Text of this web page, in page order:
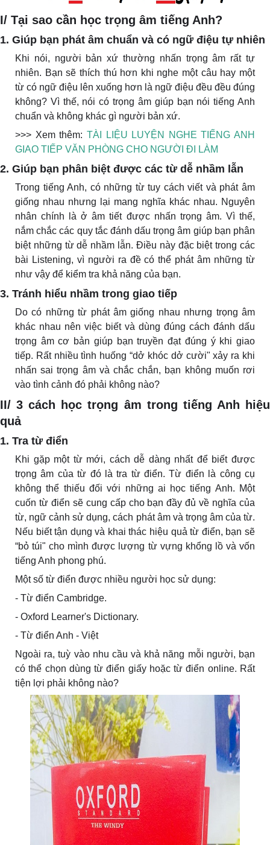
I/ Tại sao cần học trọng âm tiếng Anh?
1. Giúp bạn phát âm chuẩn và có ngữ điệu tự nhiên
Khi nói, người bản xứ thường nhấn trọng âm rất tự
nhiên. Bạn sẽ thích thú hơn khi nghe một câu hay một
từ có ngữ điệu lên xuống hơn là ngữ điệu đều đều đúng
không? Vì thế, nói có trọng âm giúp bạn nói tiếng Anh
chuẩn và không khác gì người bản xứ.
>>> Xem thêm: TÀI LIỆU LUYỆN NGHE TIẾNG ANH
GIAO TIẾP VĂN PHÒNG CHO NGƯỜI ĐI LÀM
2. Giúp bạn phân biệt được các từ dễ nhầm lẫn
Trong tiếng Anh, có những từ tuy cách viết và phát âm
giống nhau nhưng lại mang nghĩa khác nhau. Nguyên
nhân chính là ở âm tiết được nhấn trọng âm. Vì thế,
nắm chắc các quy tắc đánh dấu trọng âm giúp bạn phân
biệt những từ dễ nhầm lẫn. Điều này đặc biệt trong các
bài Listening, vì người ra đề có thể phát âm những từ
như vậy để kiểm tra khả năng của bạn.
3. Tránh hiểu nhầm trong giao tiếp
Do có những từ phát âm giống nhau nhưng trọng âm
khác nhau nên việc biết và dùng đúng cách đánh dấu
trọng âm cơ bản giúp bạn truyền đạt đúng ý khi giao
tiếp. Rất nhiều tình huống “dở khóc dở cười" xảy ra khi
nhấn sai trọng âm và chắc chắn, bạn không muốn rơi
vào tình cảnh đó phải không nào?
II/ 3 cách học trọng âm trong tiếng Anh hiệu
quả
1. Tra từ điển
Khi gặp một từ mới, cách dễ dàng nhất để biết được
trọng âm của từ đó là tra từ điển. Từ điển là công cụ
không thể thiếu đối với những ai học tiếng Anh. Một
cuốn từ điển sẽ cung cấp cho bạn đầy đủ về nghĩa của
từ, ngữ cảnh sử dụng, cách phát âm và trọng âm của từ.
Nếu biết tận dụng và khai thác hiệu quả từ điển, bạn sẽ
“bỏ túi" cho mình được lượng từ vựng khổng lồ và vốn
tiếng Anh phong phú.
Một số từ điển được nhiều người học sử dụng:
- Từ điển Cambridge.
- Oxford Learner's Dictionary.
- Từ điển Anh - Việt
Ngoài ra, tuỳ vào nhu cầu và khả năng mỗi người, bạn
có thể chọn dùng từ điển giấy hoặc từ điển online. Rất
tiện lợi phải không nào?